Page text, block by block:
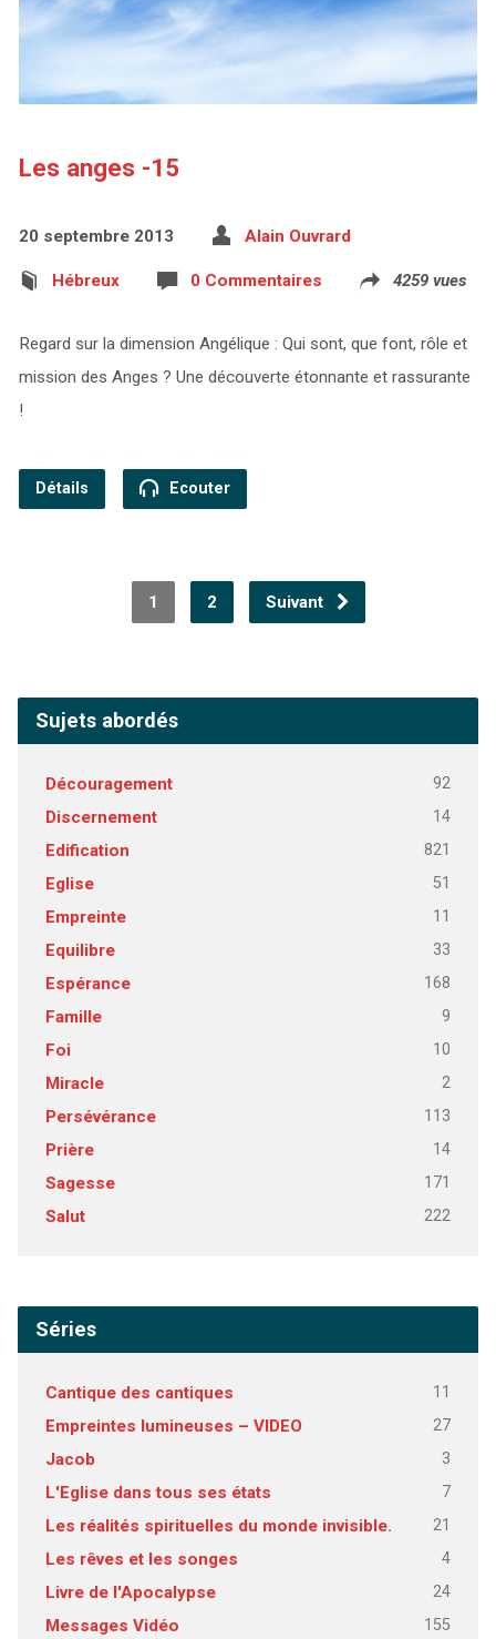
Les anges -15
20 septembre 2013 Alain Ouvrard
Hébreux 0 Commentaires 4259 vues
Regard sur la dimension Angélique : Qui sont, que font, rôle et
mission des Anges ? Une découverte étonnante et rassurante
!
Détails Ecouter
1 2 Suivant
Sujets abordés
Découragement 92
Discernement 14
Edification 821
Eglise 51
Empreinte 11
Equilibre 33
Espérance 168
Famille 9
Foi 10
Miracle 2
Persévérance 113
Prière 14
Sagesse 171
Salut 222
Séries
Cantique des cantiques 11
Empreintes lumineuses – VIDEO 27
Jacob 3
L'Eglise dans tous ses états 7
Les réalités spirituelles du monde invisible. 21
Les rêves et les songes 4
Livre de l'Apocalypse 24
Messages Vidéo 155